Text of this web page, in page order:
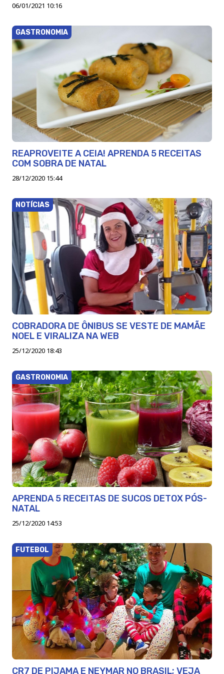
06/01/2021 10:16
GASTRONOMIA
REAPROVEITE A CEIA! APRENDA 5 RECEITAS
COM SOBRA DE NATAL
28/12/2020 15:44
NOTÍCIAS
COBRADORA DE ÔNIBUS SE VESTE DE MAMÃE
NOEL E VIRALIZA NA WEB
25/12/2020 18:43
GASTRONOMIA
APRENDA 5 RECEITAS DE SUCOS DETOX PÓS-
NATAL
25/12/2020 14:53
FUTEBOL
CR7 DE PIJAMA E NEYMAR NO BRASIL; VEJA